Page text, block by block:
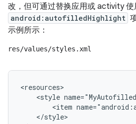
改，但可通过替换应用或 activity 使
android:autofilledHighlight
示例所示：
res/values/styles.xml
<style
<item
</style>